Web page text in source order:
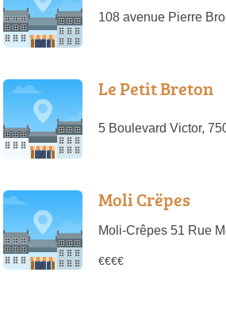
108 avenue Pierre
Le Petit Breton
5 Boulevard Victor,
Moli Crëpes
Moli-Crêpes 51 Rue
€€€€